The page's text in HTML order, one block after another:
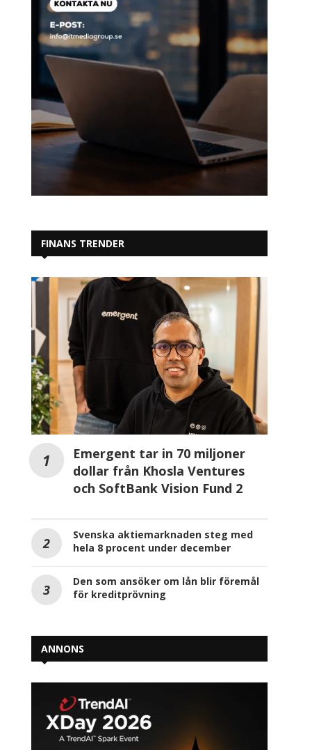
FINANS TRENDER
Emergent tar in 70 miljoner
dollar från Khosla Ventures
och SoftBank Vision Fund 2
Svenska aktiemarknaden steg med
hela 8 procent under december
Den som ansöker om lån blir föremål
för kreditprövning
ANNONS